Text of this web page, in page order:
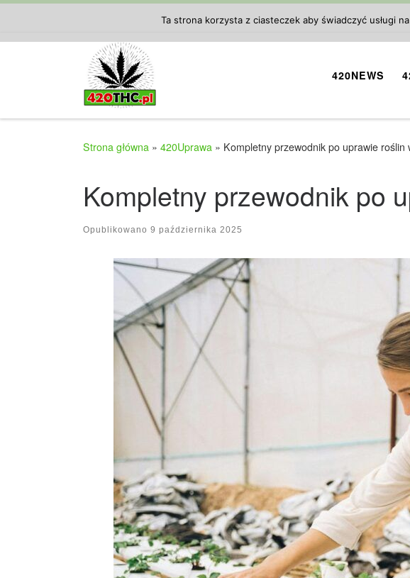
420NEWS
Strona główna » 420Uprawa » Kompletny przewodnik po uprawie roślin
Kompletny przewodnik po
Opublikowano 9 października 2025
Ta strona korzysta z ciasteczek aby świadczyć usługi